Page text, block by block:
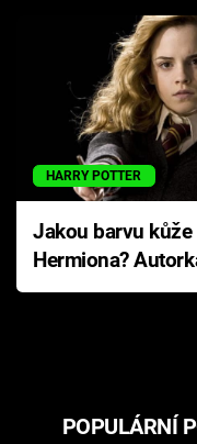
HARRY POTTER
Jakou barvu kůže
Hermiona?
Pottera přišla s
POPULÁRNÍ